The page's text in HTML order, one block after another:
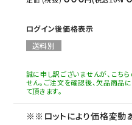
ログイン後価格表示
送料別
誠に申し訳ございませんが、こち
せん。ご注文を確認後、欠品商品
て頂きます。
※※ロットにより価格変